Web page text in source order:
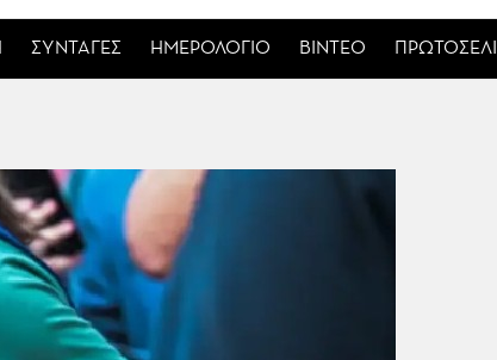
ΣΥΝΤΑΓΕΣ ΗΜΕΡΟΛΟΓΙΟ ΒΙΝΤΕΟ